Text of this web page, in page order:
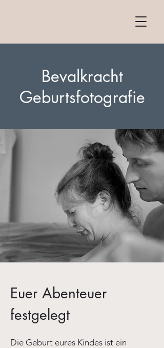
Bevalkracht
Geburtsfotografie
Euer Abenteuer
festgelegt
Die Geburt eures Kindes ist ein